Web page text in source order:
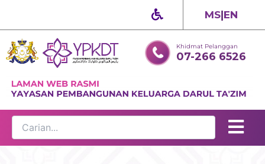
content
MS|EN
Khidmat Pelanggan
07-266 6526